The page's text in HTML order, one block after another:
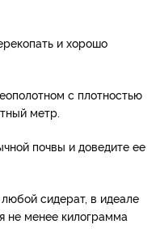
и хорошо
с плотностью
метр.
почвы и доведите ее
сидерат, в идеале
не менее килограмма